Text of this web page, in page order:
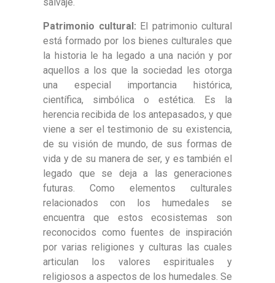
Patrimonio cultural: El patrimonio cultural
está formado por los bienes culturales que
la historia le ha legado a una nación y por
aquellos a los que la sociedad les otorga
una especial importancia histórica,
científica, simbólica o estética. Es la
herencia recibida de los antepasados, y que
viene a ser el testimonio de su existencia,
de su visión de mundo, de sus formas de
vida y de su manera de ser, y es también el
legado que se deja a las generaciones
futuras. Como elementos culturales
relacionados con los humedales se
encuentra que estos ecosistemas son
reconocidos como fuentes de inspiración
por varias religiones y culturas las cuales
articulan los valores espirituales y
religiosos a aspectos de los humedales. Se